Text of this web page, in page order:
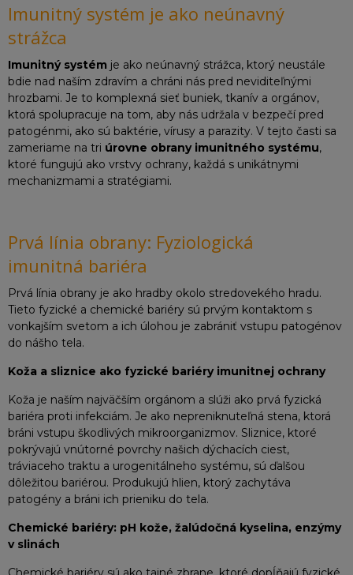
Imunitný systém je ako neúnavný
strážca
Imunitný systém je ako neúnavný strážca, ktorý neustále
bdie nad naším zdravím a chráni nás pred neviditeľnými
hrozbami. Je to komplexná sieť buniek, tkanív a orgánov,
ktorá spolupracuje na tom, aby nás udržala v bezpečí pred
patogénmi, ako sú baktérie, vírusy a parazity. V tejto časti sa
zameriame na tri úrovne obrany imunitného systému,
ktoré fungujú ako vrstvy ochrany, každá s unikátnymi
mechanizmami a stratégiami.
Prvá línia obrany: Fyziologická
imunitná bariéra
Prvá línia obrany je ako hradby okolo stredovekého hradu.
Tieto fyzické a chemické bariéry sú prvým kontaktom s
vonkajším svetom a ich úlohou je zabrániť vstupu patogénov
do nášho tela.
Koža a sliznice ako fyzické bariéry imunitnej ochrany
Koža je naším najväčším orgánom a slúži ako prvá fyzická
bariéra proti infekciám. Je ako nepreniknuteľná stena, ktorá
bráni vstupu škodlivých mikroorganizmov. Sliznice, ktoré
pokrývajú vnútorné povrchy našich dýchacích ciest,
tráviaceho traktu a urogenitálneho systému, sú ďalšou
dôležitou bariérou. Produkujú hlien, ktorý zachytáva
patogény a bráni ich prieniku do tela.
Chemické bariéry: pH kože, žalúdočná kyselina, enzýmy
v slinách